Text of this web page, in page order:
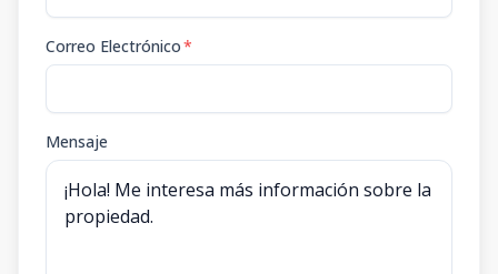
Correo Electrónico*
Mensaje